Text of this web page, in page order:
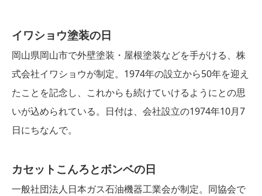
イワショウ塗装の日
岡山県岡山市で外壁塗装・屋根塗装などを手がける、株
式会社イワショウが制定。1974年の設立から50年を迎え
たことを記念し、これからも続けていけるようにとの思
いが込められている。日付は、会社設立の1974年10月7
日にちなんで。
カセットこんろとボンベの日
一般社団法人日本ガス石油機器工業会が制定。同協会で